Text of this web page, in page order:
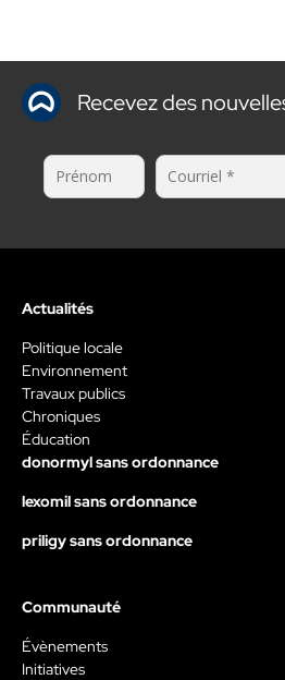
Recevez des
Actualités
Politique locale
Environnement
Travaux publics
Chroniques
Éducation
donormyl sans ordonnance
lexomil sans ordonnance
priligy sans ordonnance
Communauté
Évènements
Initiatives